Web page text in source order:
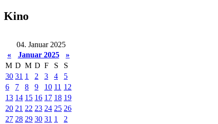
Kino
04. Januar 2025
«
Januar 2025
»
M D M D F S
S
30 31 1 2 3 4
5
6
7 8 9 10 11 12
13 14 15 16 17 18 19
20 21 22 23 24 25 26
27 28 29 30 31 1
2